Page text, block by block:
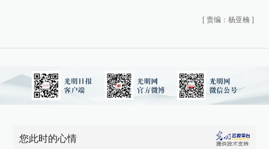
[ 责编：杨亚楠 ]
您此时的心情